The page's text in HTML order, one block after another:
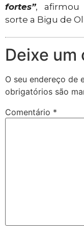
fortes”, afirmou
sorte a Bigu de
Deixe um
O seu endereço de
obrigatórios são
Comentário *